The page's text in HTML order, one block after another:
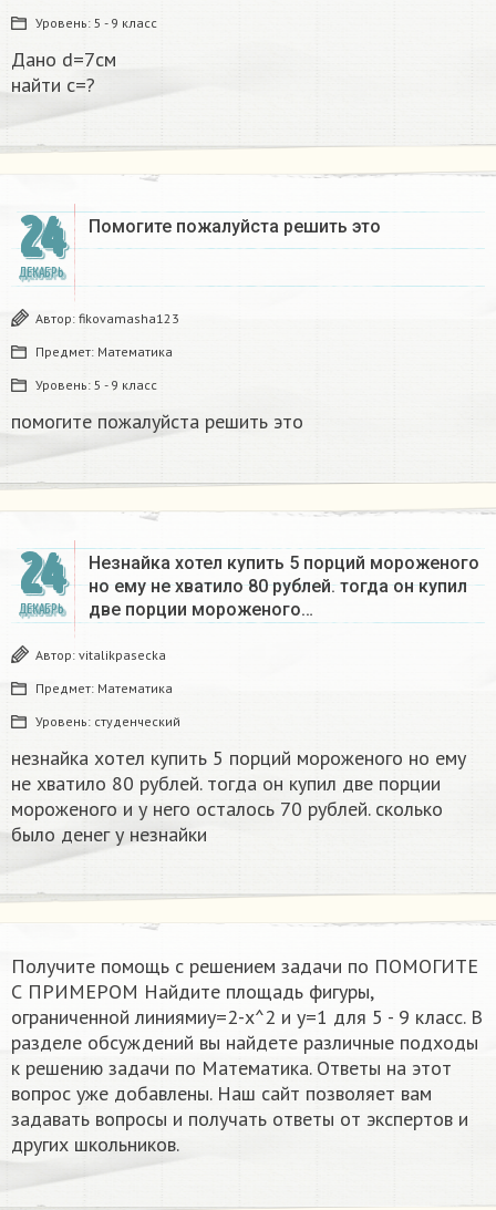
Уровень: 5 - 9 класс
Дано d=7см
найти с=?​
24
ДЕКАБРЬ
Помогите пожалуйста решить это
Автор: fikovamasha123
Предмет: Математика
Уровень: 5 - 9 класс
помогите пожалуйста решить это
24
ДЕКАБРЬ
Незнайка хотел купить 5 порций мороженого
но ему не хватило 80 рублей. тогда он купил
две порции мороженого…
Автор: vitalikpasecka
Предмет: Математика
Уровень: студенческий
незнайка хотел купить 5 порций мороженого но ему
не хватило 80 рублей. тогда он купил две порции
мороженого и у него осталось 70 рублей. сколько
было денег у незнайки
Получите помощь с решением задачи по ПОМОГИТЕ
С ПРИМЕРОМ Найдите площадь фигуры,
ограниченной линиямиy=2-x^2 и y=1 для 5 - 9 класс. В
разделе обсуждений вы найдете различные подходы
к решению задачи по Математика. Ответы на этот
вопрос уже добавлены. Наш сайт позволяет вам
задавать вопросы и получать ответы от экспертов и
других школьников.